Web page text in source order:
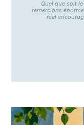
Quel que soit
remercions
réel